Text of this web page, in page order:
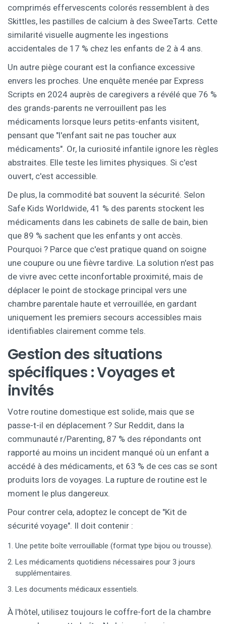
comprimés effervescents colorés ressemblent à des
Skittles, les pastilles de calcium à des SweeTarts. Cette
similarité visuelle augmente les ingestions
accidentales de 17 % chez les enfants de 2 à 4 ans.
Un autre piège courant est la confiance excessive
envers les proches. Une enquête menée par Express
Scripts en 2024 auprès de caregivers a révélé que 76 %
des grands-parents ne verrouillent pas les
médicaments lorsque leurs petits-enfants visitent,
pensant que "l'enfant sait ne pas toucher aux
médicaments". Or, la curiosité infantile ignore les règles
abstraites. Elle teste les limites physiques. Si c'est
ouvert, c'est accessible.
De plus, la commodité bat souvent la sécurité. Selon
Safe Kids Worldwide, 41 % des parents stockent les
médicaments dans les cabinets de salle de bain, bien
que 89 % sachent que les enfants y ont accès.
Pourquoi ? Parce que c'est pratique quand on soigne
une coupure ou une fièvre tardive. La solution n'est pas
de vivre avec cette inconfortable proximité, mais de
déplacer le point de stockage principal vers une
chambre parentale haute et verrouillée, en gardant
uniquement les premiers secours accessibles mais
identifiables clairement comme tels.
Gestion des situations
spécifiques : Voyages et
invités
Votre routine domestique est solide, mais que se
passe-t-il en déplacement ? Sur Reddit, dans la
communauté r/Parenting, 87 % des répondants ont
rapporté au moins un incident manqué où un enfant a
accédé à des médicaments, et 63 % de ces cas se sont
produits lors de voyages. La rupture de routine est le
moment le plus dangereux.
Pour contrer cela, adoptez le concept de "Kit de
sécurité voyage". Il doit contenir :
Une petite boîte verrouillable (format type bijou ou trousse).
Les médicaments quotidiens nécessaires pour 3 jours
supplémentaires.
Les documents médicaux essentiels.
À l'hôtel, utilisez toujours le coffre-fort de la chambre